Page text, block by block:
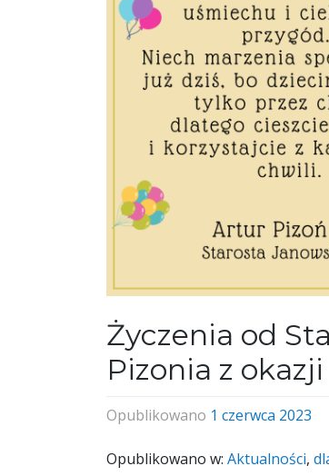
Życzenia od
Pizonia z
Opublikowano 1 czerwca 2023
Opublikowano w: Aktualności,